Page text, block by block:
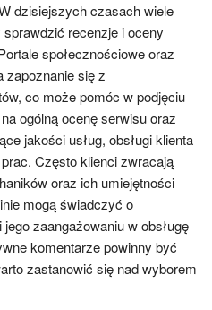
dzisiejszych czasach wiele
recenzje i oceny
społecznościowe oraz
zapoznanie się z
co może pomóc w podjęciu
ogólną ocenę serwisu oraz
jakości usług, obsługi klienta
Często klienci zwracają
oraz ich umiejętności
mogą świadczyć o
zaangażowaniu w obsługę
komentarze powinny być
zastanowić się nad wyborem